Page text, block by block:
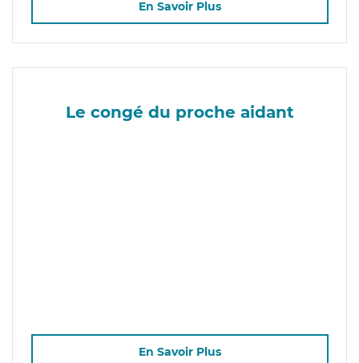
En Savoir Plus
Le congé du proche aidant
En Savoir Plus